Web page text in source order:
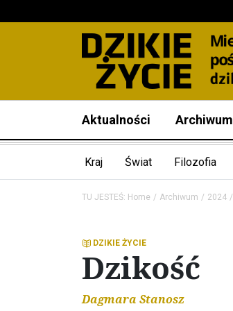
Aktualności Archiwum
Kraj Świat Filozofia
TU JESTEŚ: Home Archiwum 2024
DZIKIE ŻYCIE
Dzikość
Dagmara Stanosz